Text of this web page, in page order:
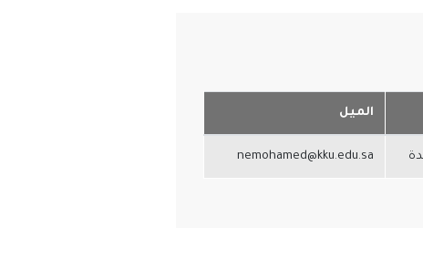
الميل
nemohamed@kku.edu.sa